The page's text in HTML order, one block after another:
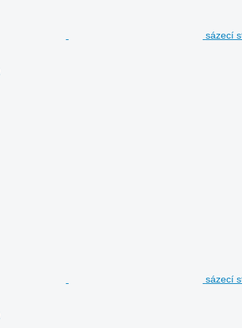
sázecí
sázecí